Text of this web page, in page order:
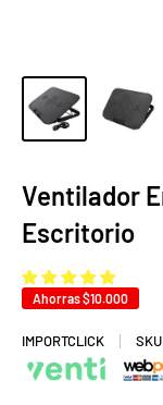
Ventilador
Escritorio
Ahorras$10.000
IMPORTCLICK